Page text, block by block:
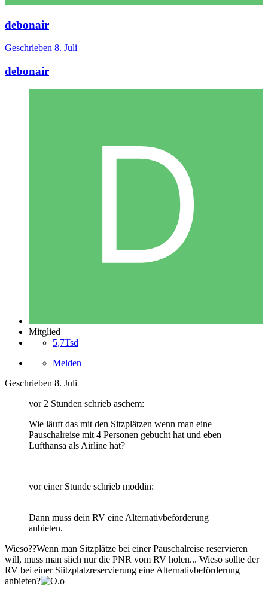
debonair
Geschrieben 8. Juli
debonair
Mitglied
5,7Tsd
Melden
Geschrieben 8. Juli
vor 2 Stunden schrieb aschem:
Wie läuft das mit den Sitzplätzen wenn man eine
Pauschalreise mit 4 Personen gebucht hat und eben
Lufthansa als Airline hat?
vor einer Stunde schrieb moddin:
Dann muss dein RV eine Alternativbeförderung
anbieten.
Wieso??Wenn man Sitzplätze bei einer Pauschalreise reservieren
will, muss man siich nur die PNR vom RV holen... Wieso sollte der
RV bei einer Siitzplatzreservierung eine Alternativbeförderung
anbieten?